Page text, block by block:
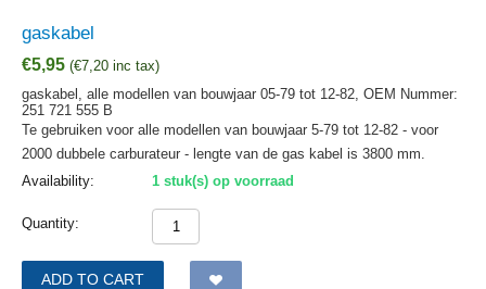
gaskabel
€5,95 (€7,20 inc tax)
gaskabel, alle modellen van bouwjaar 05-79 tot 12-82, OEM Nummer:
251 721 555 B
Te gebruiken voor alle modellen van bouwjaar 5-79 tot 12-82 - voor
2000 dubbele carburateur - lengte van de gas kabel is 3800 mm.
Availability:
1 stuk(s) op voorraad
Quantity:
ADD TO CART